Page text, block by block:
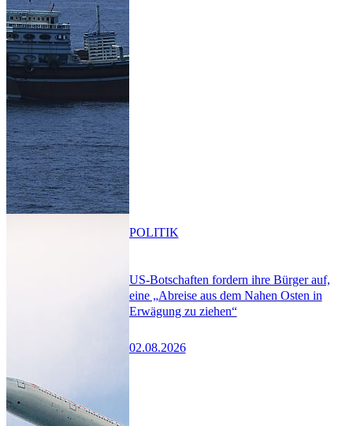
US-Botschaften fordern ihre Bürger auf,
eine „Abreise aus dem Nahen Osten in
Erwägung zu ziehen“
02.08.2026
POLITIK